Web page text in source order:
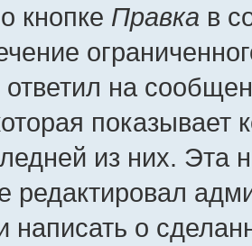
кнопке Правка в
ответил на
показывает
из них. Эта
редактировал
написать о